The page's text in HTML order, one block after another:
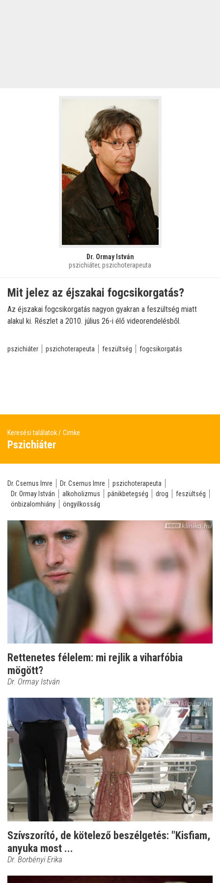
Dr. Ormay István
pszichiáter, pszichoterapeuta
Mit jelez az éjszakai fogcsikorgatás?
Az éjszakai fogcsikorgatás nagyon gyakran a feszültség miatt
alakul ki. Részlet a 2010. július 26-i élő videorendelésből.
pszichiáter pszichoterapeuta feszültség fogcsikorgatás
Keresési találatok Cimke
Pszichiáter
Dr. Csernus Imre Dr. Csernus Imre
pszichoterapeuta
Dr. Ormay István
alkoholizmus pánikbetegség drog
feszültség
önbizalomhiány
öngyilkosság
Rettenetes félelem: mi rejlik a viharfóbia
mögött?
Dr. Ormay István
Szívszorító, de kötelező beszélgetés: "Kisfiam,
anyuka most ...
Dr. Borbényi Erika